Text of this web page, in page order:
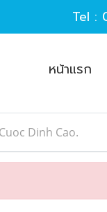
Tel :
หน้าแรก
Dinh Cao.